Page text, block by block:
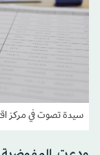
سيدة تصوت في مركز